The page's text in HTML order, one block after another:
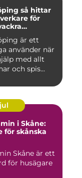
hittar
för
är ett
använder när
med allt
och spis...
i Skåne:
för skånska
Skåne är ett
för husägare